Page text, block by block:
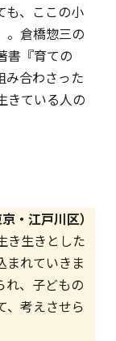
も、ここの小
。倉橋惣三の
書『育ての
み合わさった
きている人の
・江戸川区）
き生きとした
まれていきま
れ、子どもの
、考えさせら